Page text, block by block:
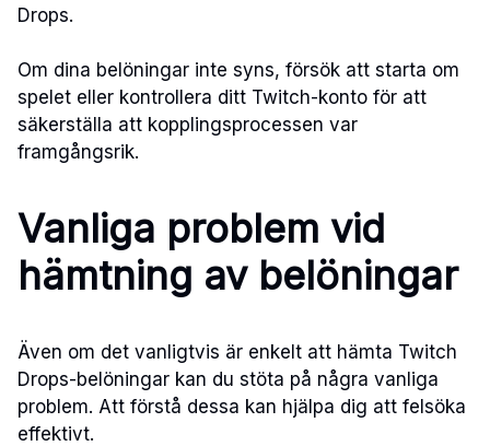
Drops.
Om dina belöningar inte syns, försök att starta om
spelet eller kontrollera ditt Twitch-konto för att
säkerställa att kopplingsprocessen var
framgångsrik.
Vanliga problem vid
hämtning av belöningar
Även om det vanligtvis är enkelt att hämta Twitch
Drops-belöningar kan du stöta på några vanliga
problem. Att förstå dessa kan hjälpa dig att felsöka
effektivt.